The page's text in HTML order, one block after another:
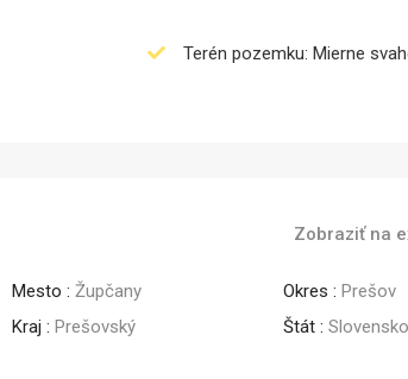
Terén pozemku: Mierne
Zobraziť na
Mesto : Župčany
Kraj : Prešovský
Okres : Prešov
Štát : Slovensko